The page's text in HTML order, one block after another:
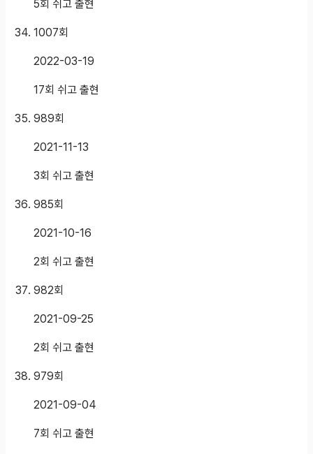
5회 쉬고 출현
1007회
2022-03-19
17회 쉬고 출현
989회
2021-11-13
3회 쉬고 출현
985회
2021-10-16
2회 쉬고 출현
982회
2021-09-25
2회 쉬고 출현
979회
2021-09-04
7회 쉬고 출현